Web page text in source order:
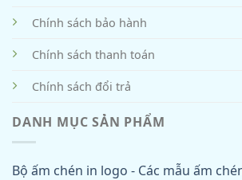
Chính sách bảo hành
Chính sách thanh toán
Chính sách đổi trả
DANH MỤC SẢN PHẨM
Bộ ấm chén in logo - Các mẫu ấm